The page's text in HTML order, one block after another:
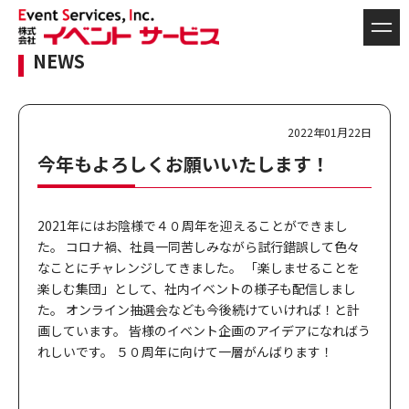
NEWS
2022年01月22日
今年もよろしくお願いいたします！
2021年にはお陰様で４０周年を迎えることができまし
た。 コロナ禍、社員一同苦しみながら試行錯誤して色々
なことにチャレンジしてきました。 「楽しませることを
楽しむ集団」として、社内イベントの様子も配信しまし
た。 オンライン抽選会なども今後続けていければ！と計
画しています。 皆様のイベント企画のアイデアになればう
れしいです。 ５０周年に向けて一層がんばります！